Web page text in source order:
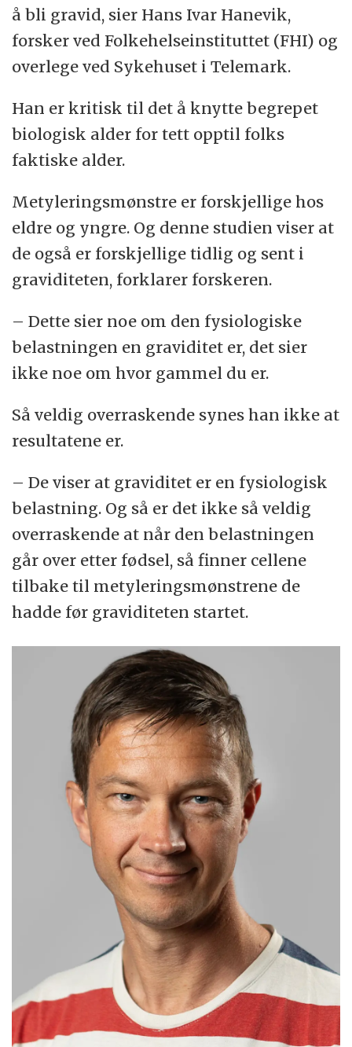
å bli gravid, sier Hans Ivar Hanevik,
forsker ved Folkehelseinstituttet (FHI) og
overlege ved Sykehuset i Telemark.
Han er kritisk til det å knytte begrepet
biologisk alder for tett opptil folks
faktiske alder.
Metyleringsmønstre er forskjellige hos
eldre og yngre. Og denne studien viser at
de også er forskjellige tidlig og sent i
graviditeten, forklarer forskeren.
– Dette sier noe om den fysiologiske
belastningen en graviditet er, det sier
ikke noe om hvor gammel du er.
Så veldig overraskende synes han ikke at
resultatene er.
– De viser at graviditet er en fysiologisk
belastning. Og så er det ikke så veldig
overraskende at når den belastningen
går over etter fødsel, så finner cellene
tilbake til metyleringsmønstrene de
hadde før graviditeten startet.